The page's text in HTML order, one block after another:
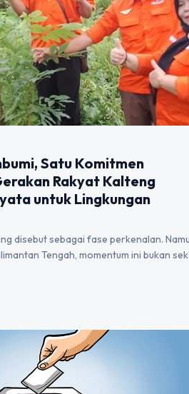
Satu Komitmen
Rakyat Kalteng
untuk Lingkungan
disebut sebagai fase perkenalan.
Tengah, momentum ini bukan